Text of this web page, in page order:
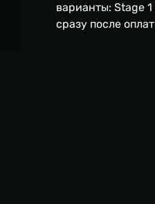
варианты: Stage
сразу после